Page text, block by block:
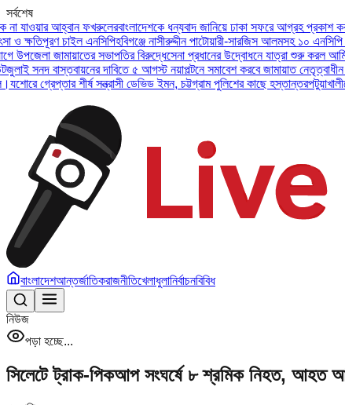
সর্বশেষ
আহ্বান ফখরুলেরবাংলাদেশকে ধন্যবাদ জানিয়ে ঢাকা সফরে আগ্রহ প্রকাশ করলেন
চাইল এনসিপিহবিগঞ্জে নাসীরুদ্দীন পাটোয়ারী-সারজিস আলমসহ ১০ এনসিপি
জামায়াতের সভাপতির বিরুদ্ধেসেনা প্রধানের উদ্বোধনে যাত্রা শুরু করল আর্মি
বাস্তবায়নের দাবিতে ৫ আগস্ট নয়াপল্টনে সমাবেশ করবে জামায়াত নেতৃত্বাধীন ১১ দল
গ্রেপ্তার শীর্ষ সন্ত্রাসী ডেভিড ইমন, চট্টগ্রাম পুলিশের কাছে হস্তান্তরপটুয়াখালীতে
বাংলাদেশআন্তর্জাতিকরাজনীতিখেলাধুলানির্বাচনবিবিধ
নিউজ
পড়া হচ্ছে...
সিলেটে ট্রাক-পিকআপ সংঘর্ষে ৮ শ্রমিক নিহত, আহত